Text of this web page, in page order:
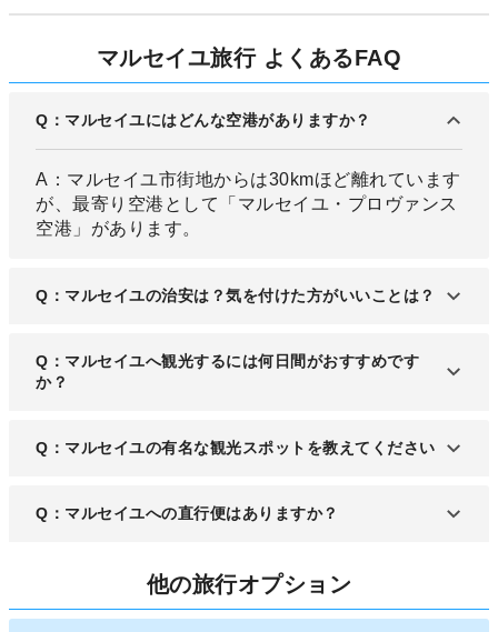
マルセイユ旅行 よくあるFAQ
Q：マルセイユにはどんな空港がありますか？
A：マルセイユ市街地からは30kmほど離れています
が、最寄り空港として「マルセイユ・プロヴァンス
空港」があります。
Q：マルセイユの治安は？気を付けた方がいいことは？
A：かつてはフランスで最も注意すべきエリアでし
たが、近年では凶悪犯罪も徐々に減っています。と
Q：マルセイユへ観光するには何日間がおすすめです
か？
A：定番スポットをすべて回るには2日から3日ほど
Q：マルセイユの有名な観光スポットを教えてください
A：年間数百万人が訪れるという有名スポット「ノ
Q：マルセイユへの直行便はありますか？
A：日本からマルセイユの直行便はありません。
他の旅行オプション